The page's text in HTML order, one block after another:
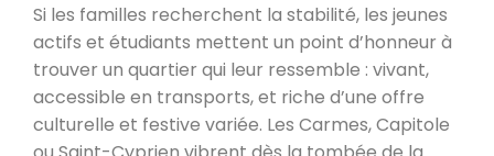
Si les familles recherchent la stabilité, les jeunes
actifs et étudiants mettent un point d’honneur à
trouver un quartier qui leur ressemble : vivant,
accessible en transports, et riche d’une offre
culturelle et festive variée. Les Carmes, Capitole